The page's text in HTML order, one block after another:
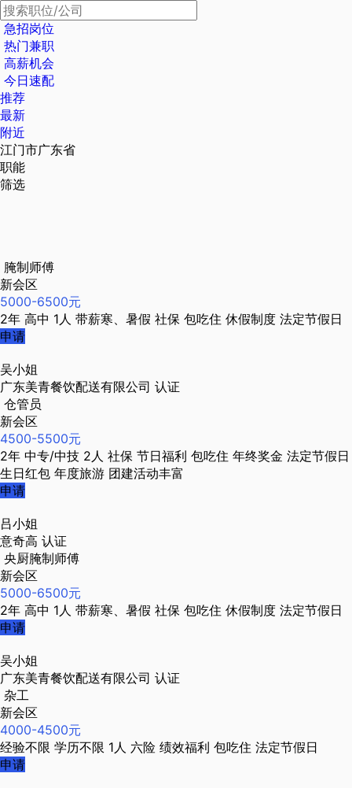
急招岗位
热门兼职
高薪机会
今日速配
推荐
最新
附近
江门市广东省
职能
筛选
腌制师傅
新会区
5000-6500元
2年 高中 1人 带薪寒、暑假 社保 包吃住 休假制度 法定节假日
申请
吴小姐
广东美青餐饮配送有限公司 认证
仓管员
新会区
4500-5500元
2年 中专/中技 2人 社保 节日福利 包吃住 年终奖金 法定节假日
生日红包 年度旅游 团建活动丰富
申请
吕小姐
意奇高 认证
央厨腌制师傅
新会区
5000-6500元
2年 高中 1人 带薪寒、暑假 社保 包吃住 休假制度 法定节假日
申请
吴小姐
广东美青餐饮配送有限公司 认证
杂工
新会区
4000-4500元
经验不限 学历不限 1人 六险 绩效福利 包吃住 法定节假日
申请